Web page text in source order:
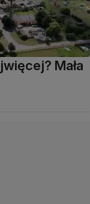
Mała